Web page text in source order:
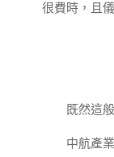
很費時，且
既然這
中航產